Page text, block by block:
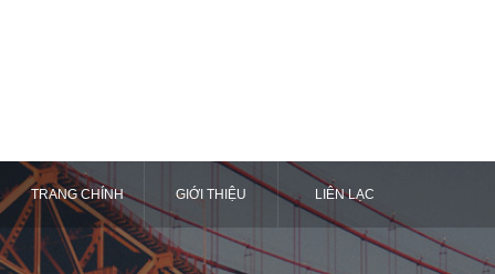
TRANG CHÍNH GIỚI THIỆU LIÊN LẠC